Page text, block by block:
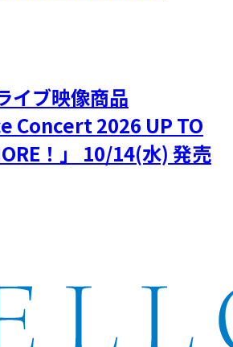
ブ映像商品
Concert 2026 UP TO
！」 10/14(水) 発売